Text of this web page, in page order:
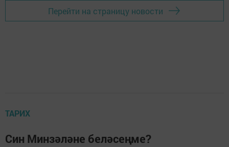
Перейти на страницу новости
ТАРИХ
Син Минзәләне беләсеңме?